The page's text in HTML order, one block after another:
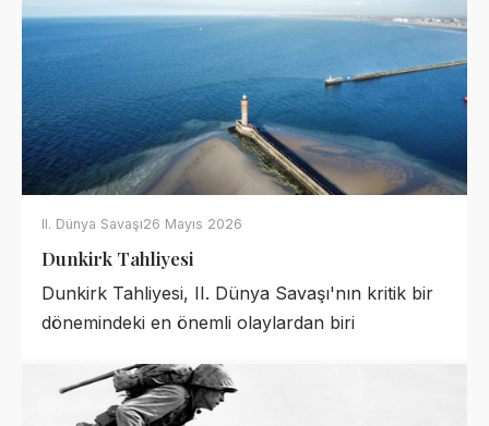
II. Dünya Savaşı26 Mayıs 2026
Dunkirk Tahliyesi
Dunkirk Tahliyesi, II. Dünya Savaşı'nın kritik bir
dönemindeki en önemli olaylardan biri